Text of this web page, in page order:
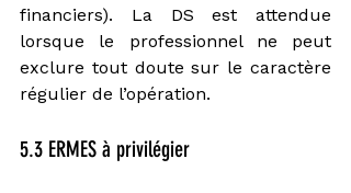
financiers). La DS est attendue
lorsque le professionnel ne peut
exclure tout doute sur le caractère
régulier de l’opération.
5.3 ERMES à privilégier